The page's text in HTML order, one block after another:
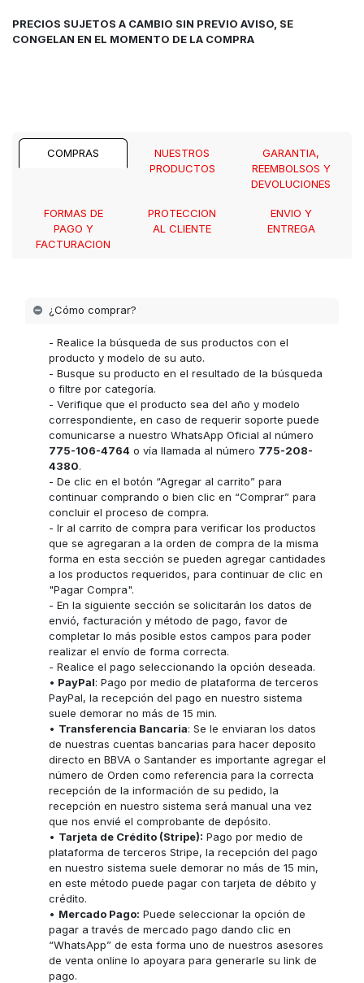
PRECIOS SUJETOS A CAMBIO SIN PREVIO AVISO, SE
CONGELAN EN EL MOMENTO DE LA COMPRA
COMPRAS
NUESTROS
PRODUCTOS
GARANTIA,
REEMBOLSOS Y
DEVOLUCIONES
FORMAS DE
PAGO Y
FACTURACION
PROTECCION
AL CLIENTE
ENVIO Y
ENTREGA
¿Cómo comprar?
- Realice la búsqueda de sus productos con el
producto y modelo de su auto.
- Busque su producto en el resultado de la búsqueda
o filtre por categoría.
- Verifique que el producto sea del año y modelo
correspondiente, en caso de requerir soporte puede
comunicarse a nuestro WhatsApp Oficial al número
775-106-4764 o vía llamada al número 775-208-
4380.
- De clic en el botón “Agregar al carrito” para
continuar comprando o bien clic en “Comprar” para
concluir el proceso de compra.
- Ir al carrito de compra para verificar los productos
que se agregaran a la orden de compra de la misma
forma en esta sección se pueden agregar cantidades
a los productos requeridos, para continuar de clic en
"Pagar Compra".
- En la siguiente sección se solicitarán los datos de
envió, facturación y método de pago, favor de
completar lo más posible estos campos para poder
realizar el envío de forma correcta.
- Realice el pago seleccionando la opción deseada.
• PayPal: Pago por medio de plataforma de terceros
PayPal, la recepción del pago en nuestro sistema
suele demorar no más de 15 min.
• Transferencia Bancaria: Se le enviaran los datos
de nuestras cuentas bancarias para hacer deposito
directo en BBVA o Santander es importante agregar el
número de Orden como referencia para la correcta
recepción de la información de su pedido, la
recepción en nuestro sistema será manual una vez
que nos envié el comprobante de depósito.
• Tarjeta de Crédito (Stripe): Pago por medio de
plataforma de terceros Stripe, la recepción del pago
en nuestro sistema suele demorar no más de 15 min,
en este método puede pagar con tarjeta de débito y
crédito.
• Mercado Pago: Puede seleccionar la opción de
pagar a través de mercado pago dando clic en
“WhatsApp” de esta forma uno de nuestros asesores
de venta online lo apoyara para generarle su link de
pago.